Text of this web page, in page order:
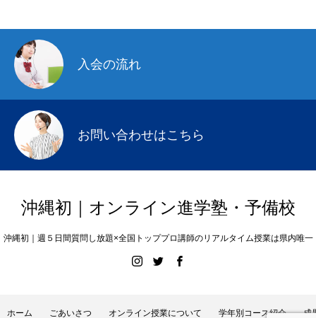
入会の流れ
お問い合わせはこちら
沖縄初｜オンライン進学塾・予備校
沖縄初｜週５日間質問し放題×全国トッププロ講師のリアルタイム授業は県内唯一
ホーム ごあいさつ オンライン授業について 学年別コース紹介 成